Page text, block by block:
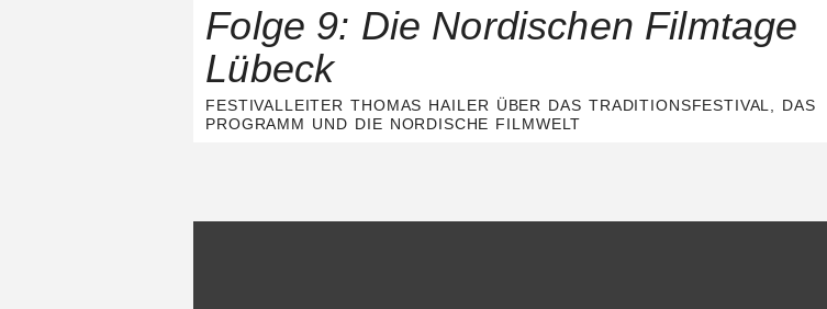
Folge 9: Die Nordischen Filmtage
Lübeck
FESTIVALLEITER THOMAS HAILER ÜBER DAS TRADITIONSFESTIVAL, DAS
PROGRAMM UND DIE NORDISCHE FILMWELT